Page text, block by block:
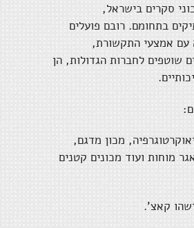
סקרים בישראל,
בתחומם. רובם פועלים
עם אמצעי התקשורת,
שוטפים לחברות הגדולות, הן
מכון מדגם,
מוחות ועוד מכונים קטנים
קאצ'.